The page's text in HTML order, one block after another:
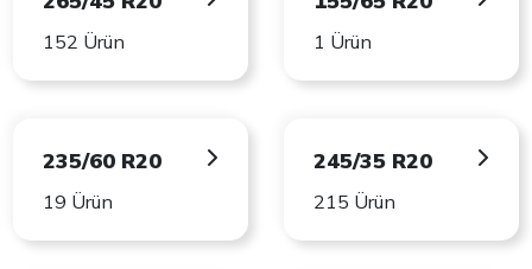
152 Ürün 1 Ürün
235/60 R20
19 Ürün
245/35 R20
215 Ürün